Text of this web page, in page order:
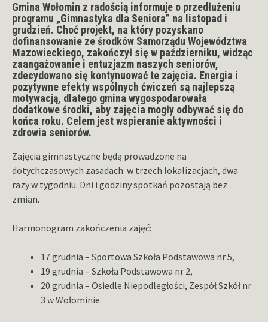
Gmina Wołomin z radością informuje o przedłużeniu
programu „Gimnastyka dla Seniora” na listopad i
grudzień. Choć projekt, na który pozyskano
dofinansowanie ze środków Samorządu Województwa
Mazowieckiego, zakończył się w październiku, widząc
zaangażowanie i entuzjazm naszych seniorów,
zdecydowano się kontynuować te zajęcia. Energia i
pozytywne efekty wspólnych ćwiczeń są najlepszą
motywacją, dlatego gmina wygospodarowała
dodatkowe środki, aby zajęcia mogły odbywać się do
końca roku. Celem jest wspieranie aktywności i
zdrowia seniorów.
Zajęcia gimnastyczne będą prowadzone na
dotychczasowych zasadach: w trzech lokalizacjach, dwa
razy w tygodniu. Dni i godziny spotkań pozostają bez
zmian.
Harmonogram zakończenia zajęć:
17 grudnia – Sportowa Szkoła Podstawowa nr 5,
19 grudnia – Szkoła Podstawowa nr 2,
20 grudnia – Osiedle Niepodległości, Zespół Szkół nr
3 w Wołominie.